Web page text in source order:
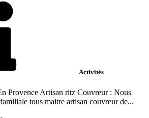
Activités
Provence Artisan ritz Couvreur : Nous
tous maitre artisan couvreur de...